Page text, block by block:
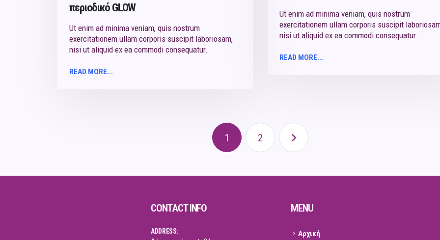
περιoδικό GLOW
Ut enim ad minima veniam, quis nostrum
exercitationem ullam corporis suscipit laboriosam,
nisi ut aliquid ex ea commodi consequatur.
READ MORE...
Ut enim ad minima veniam, quis nostrum
exercitationem ullam corporis suscipit
nisi ut aliquid ex ea commodi consequatur.
READ MORE...
1 2
CONTACT INFO
ADDRESS:
MENU
Αρχική